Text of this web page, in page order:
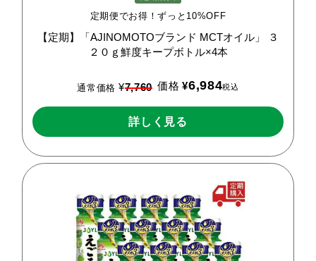
定期便でお得！ずっと10%OFF
【定期】「AJINOMOTOブランド MCTオイル」
３
２０ｇ鮮度キープボトル×4本
通常価格 ¥7,760 価格 ¥6,984税込
詳しく見る